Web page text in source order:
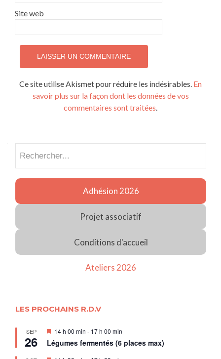
Site web
Ce site utilise Akismet pour réduire les indésirables. En
savoir plus sur la façon dont les données de vos
commentaires sont traitées.
Adhésion 2026
Projet associatif
Conditions d'accueil
Ateliers 2026
LES PROCHAINS R.D.V
SEP
26
Mis
en
avant
14 h 00 min - 17 h 00 min
Légumes fermentés (6 places max)